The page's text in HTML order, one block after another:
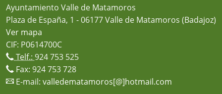
Ayuntamiento Valle de Matamoros
Plaza de España, 1 - 06177 Valle de Matamoros (Badajoz)
Ver mapa
CIF: P0614700C
Telf.: 924 753 525
Fax: 924 753 728
E-mail: valledematamoros[@]hotmail.com